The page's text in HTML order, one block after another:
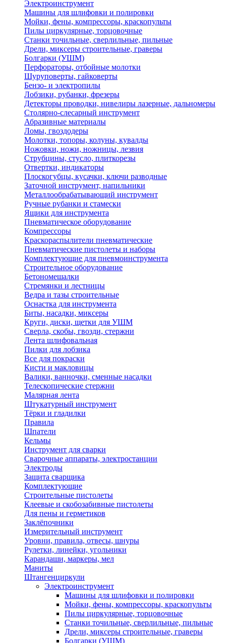
Электроинструмент
Машины для шлифовки и полировки
Мойки, фены, компрессоры, краскопульты
Пилы циркулярные, торцовочные
Станки точильные, сверлильные, пильные
Дрели, миксеры строительные, граверы
Болгарки (УШМ)
Перфораторы, отбойные молотки
Шуруповерты, гайковерты
Бензо- и электропилы
Лобзики, рубанки, фрезеры
Детекторы проводки, нивелиры лазерные, дальномеры
Столярно-слесарный инструмент
Абразивные материалы
Ломы, гвоздодеры
Молотки, топоры, колуны, кувалды
Ножовки, ножи, ножницы, лезвия
Струбцины, стусло, плиткорезы
Отвертки, индикаторы
Плоскогубцы, кусачки, ключи разводные
Заточной инструмент, напильники
Металлообрабатывающий инструмент
Ручные рубанки и стамески
Ящики для инструмента
Пневматическое оборудование
Компрессоры
Краскораспылители пневматические
Пневматические пистолеты и наборы
Комплектующие для пневмоинструмента
Строительное оборудование
Бетономешалки
Стремянки и лестницы
Ведра и тазы строительные
Оснастка для инструмента
Биты, насадки, миксеры
Круги, диски, щетки для УШМ
Сверла, скобы, гвозди, стержни
Лента шлифовальная
Пилки для лобзика
Все для покраски
Кисти и макловицы
Валики, ванночки, сменные насадки
Телескопические стержни
Малярная лента
Штукатурный инструмент
Тёрки и гладилки
Правила
Шпатели
Кельмы
Инструмент для сварки
Сварочные аппараты, электростанции
Электроды
Защита сварщика
Комплектующие
Строительные пистолеты
Клеевые и скобозабивные пистолеты
Для пены и герметиков
Заклёпочники
Измерительный инструмент
Уровни, правила, отвесы, шнуры
Рулетки, линейки, угольники
Карандаши, маркеры, мел
Маниты
Штангенциркули
Электроинструмент
Машины для шлифовки и полировки
Мойки, фены, компрессоры, краскопульты
Пилы циркулярные, торцовочные
Станки точильные, сверлильные, пильные
Дрели, миксеры строительные, граверы
Болгарки (УШМ)